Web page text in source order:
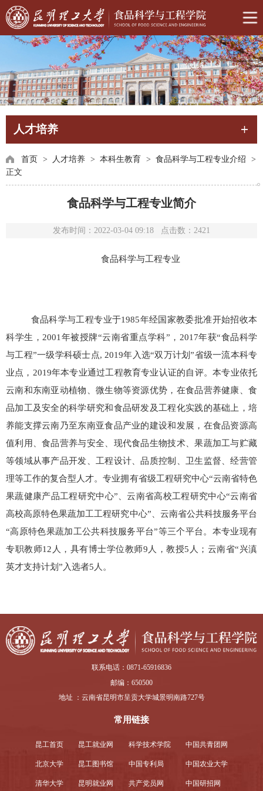
人才培养
首页 > 人才培养 > 本科生教育 > 食品科学与工程专业介绍
>
正文
食品科学与工程专业简介
发布时间：2022-03-04 09:18 点击数： 2421
食品科学与工程专业
食品科学与工程专业于1985年经国家教委批准开始招收本
科学生， 2001 年被授牌“云南省重点学科” ， 2017年获“食品科学
与工程”一级学科硕士点, 2019年入选“双万计划”省级一流本科专
业点， 2019年本专业通过工程教育专业认证的自评。本专业依托
云南和东南亚动植物、微生物等资源优势，在食品营养健康、食
品加工及安全的科学研究和食品研发及工程化实践的基础上，培
养能支撑云南乃至东南亚食品产业的建设和发展，在食品资源高
值利用、食品营养与安全、现代食品生物技术、果蔬加工与贮藏
等领域从事产品开发、工程设计、品质控制、卫生监督、经营管
理等工作的复合型人才。专业拥有省级工程研究中心“云南省特色
果蔬健康产品工程研究中心”、云南省高校工程研究中心“云南省
高校高原特色果蔬加工工程研究中心” 、云南省公共科技服务平台
“高原特色果蔬加工公共科技服务平台”等三个平台。本专业现有
专职教师12 人，具有博士学位教师9 人，教授5 人；云南省“兴滇
英才支持计划”入选者5 人。
联系电话：0871-65916836
邮编：650500
地址 ：云南省昆明市呈贡大学城景明南路727号
常用链接
昆工首页
北京大学
清华大学
昆工就业网
昆工图书馆
昆明就业网
科学技术学院
中国专利局
共产党员网
中国共青团网
中国农业大学
中国研招网